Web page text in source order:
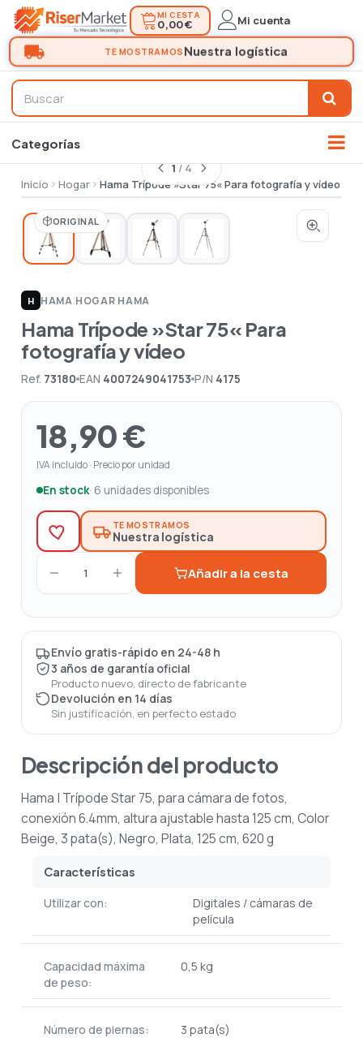
MI CESTA
0,00 € Mi cuenta
Inicio Hogar Hama Trípode »Star 75« Para fotografía y vídeo
ORIGINAL
1/ 4
H HAMA|HOGAR HAMA
Hama Trípode »Star 75« Para
fotografía y vídeo
Ref. 73180 EAN 4007249041753 P/N 4175
18,90 €
IVA incluido · Precio por unidad
En stock· 6 unidades disponibles
TE MOSTRAMOS
Nuestra logística
1 Añadir a la cesta
Envío gratis-rápido en 24-48 h
3 años de garantía oficial
Producto nuevo, directo de fabricante
Devolución en 14 días
Sin justificación, en perfecto estado
Descripción del producto
Hama | Trípode Star 75, para cámara de fotos,
conexión 6.4mm, altura ajustable hasta 125 cm, Color
Beige, 3 pata(s), Negro, Plata, 125 cm, 620 g
Características
Utilizar con:
Digitales / cámaras de
película
Capacidad máxima
de peso:
0,5 kg
Número de piernas: 3 pata(s)